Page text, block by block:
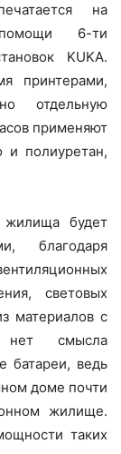
на
6-ти
KUKA.
принтерами,
отдельную
применяют
и полиуретан,
жилища будет
благодаря
световых
материалов с
нет смысла
батареи, ведь
доме почти
жилище.
таких